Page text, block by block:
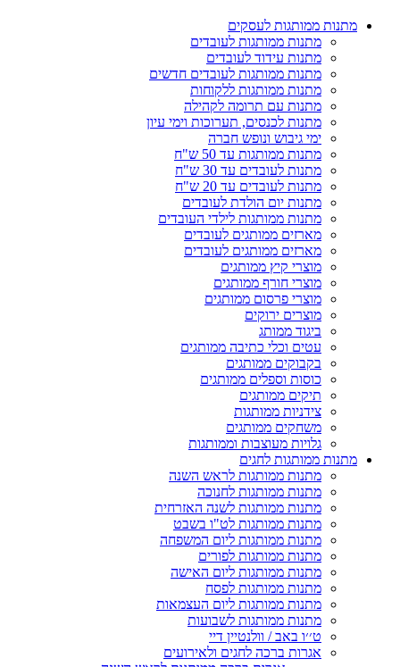
מתנות ממותגות לעסקים
מתנות ממותגות לעובדים
מתנות עידוד לעובדים
מתנות ממותגות לעובדים חדשים
מתנות ממותגות ללקוחות
מתנות עם תרומה לקהילה
מתנות לכנסים, תערוכות וימי עיון
ימי גיבוש ונופש חברה
מתנות ממותגות עד 50 ש"ח
מתנות לעובדים עד 30 ש"ח
מתנות לעובדים עד 20 ש"ח
מתנות יום הולדת לעובדים
מתנות ממותגות לילדי העובדים
מארזים ממותגים לעובדים
מארזים ממותגים לעובדים
מוצרי קיץ ממותגים
מוצרי חורף ממותגים
מוצרי פרסום ממותגים
מוצרים ירוקים
ביגוד ממותג
עטים וכלי כתיבה ממותגים
בקבוקים ממותגים
כוסות וספלים ממותגים
תיקים ממותגים
צידניות ממותגות
משחקים ממותגים
גלויות מעוצבות וממותגות
מתנות ממותגות לחגים
מתנות ממותגות לראש השנה
מתנות ממותגות לחנוכה
מתנות ממותגות לשנה האזרחית
מתנות ממותגות לט"ו בשבט
מתנות ממותגות ליום המשפחה
מתנות ממותגות לפורים
מתנות ממותגות ליום האישה
מתנות ממותגות לפסח
מתנות ממותגות ליום העצמאות
מתנות ממותגות לשבועות
ט׳׳ו באב / וולנטיין דיי
אגרות ברכה לחגים ולאירועים